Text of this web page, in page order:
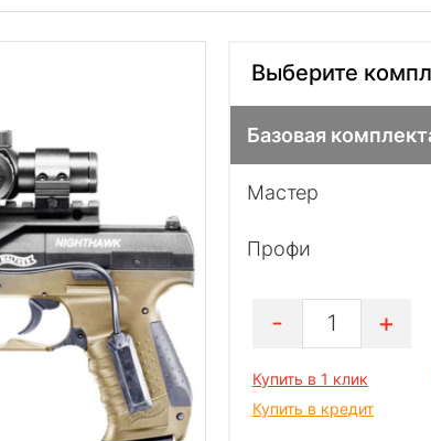
Выберите
Базовая
Мастер
Профи
1
Купить в 1 клик
Купить в кредит